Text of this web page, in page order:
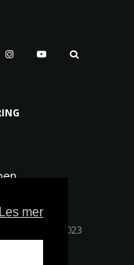
Natt & Dag 2023
Les mer